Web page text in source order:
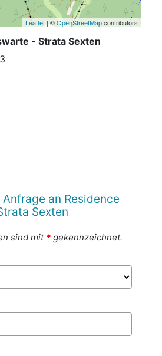
Leaflet | ©OpenStreetMapcontributors
- Strata Sexten
an Residence
Sexten
sind mit *gekennzeichnet.